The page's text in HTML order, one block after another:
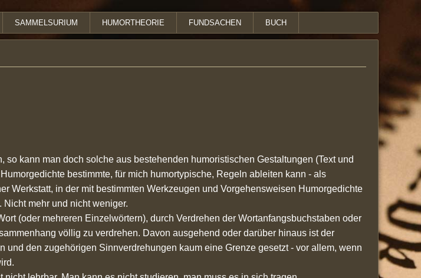
SAMMELSURIUM HUMORTHEORIE FUNDSACHEN BUCH
kann man doch solche aus bestehenden humoristischen Gestaltungen (Text und
bestimmte, für mich humortypische, Regeln ableiten kann - als
Werkstatt, in der mit bestimmten Werkzeugen und Vorgehensweisen Humorgedichte
mehr und nicht weniger.
(oder mehreren Einzelwörtern), durch Verdrehen der Wortanfangsbuchstaben oder
völlig zu verdrehen. Davon ausgehend oder darüber hinaus ist der
den zugehörigen Sinnverdrehungen kaum eine Grenze gesetzt - vor allem, wenn